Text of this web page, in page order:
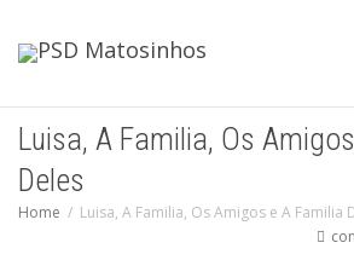
Luisa, A Familia, Os
Deles
Home
Luisa, A Familia, Os Amigos e A Familia